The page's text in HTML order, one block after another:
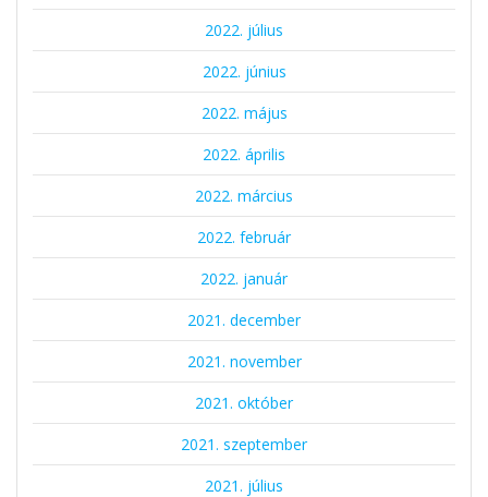
2022. július
2022. június
2022. május
2022. április
2022. március
2022. február
2022. január
2021. december
2021. november
2021. október
2021. szeptember
2021. július